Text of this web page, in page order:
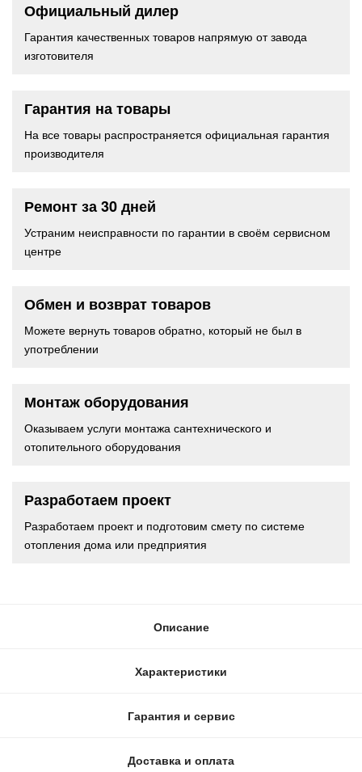
Официальный дилер
Гарантия качественных товаров напрямую от завода
изготовителя
Гарантия на товары
На все товары распространяется официальная гарантия
производителя
Ремонт за 30 дней
Устраним неисправности по гарантии в своём сервисном
центре
Обмен и возврат товаров
Можете вернуть товаров обратно, который не был в
употреблении
Монтаж оборудования
Оказываем услуги монтажа сантехнического и
отопительного оборудования
Разработаем проект
Разработаем проект и подготовим смету по системе
отопления дома или предприятия
Описание
Характеристики
Гарантия и сервис
Доставка и оплата